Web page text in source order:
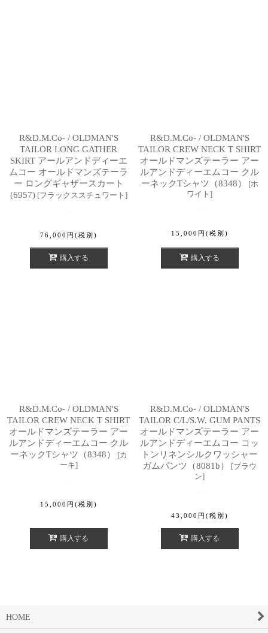
R&D.M.Co- / OLDMAN'S
TAILOR LONG GATHER
SKIRT アールアンドディーエ
ムコー オールドマンズテーラ
ー ロングギャザースカート
(6957) [フラックススチュワート ]
76,000 円 (税別)
購入する
R&D.M.Co- / OLDMAN'S
TAILOR CREW NECK T SHIRT
オールドマンズテーラー アー
ルアンドディーエムコー クル
ーネックTシャツ（8348）
[ホ
ワイト ]
15,000 円 (税別)
購入する
R&D.M.Co- / OLDMAN'S
TAILOR CREW NECK T SHIRT
オールドマンズテーラー アー
ルアンドディーエムコー クル
ーネックTシャツ（8348）
[カ
ーキ]
15,000 円 (税別)
購入する
R&D.M.Co- / OLDMAN'S
TAILOR C/L/S.W. GUM PANTS
オールドマンズテーラー アー
ルアンドディーエムコー コッ
トンリネンシルクワッシャー
ガムパンツ（8081b）
[ブラウ
ン]
43,000 円 (税別)
購入する
HOME